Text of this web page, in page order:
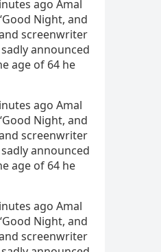
ago Amal
Night, and
screenwriter
announced
age of 64 he
ago Amal
Night, and
screenwriter
announced
age of 64 he
ago Amal
Night, and
screenwriter